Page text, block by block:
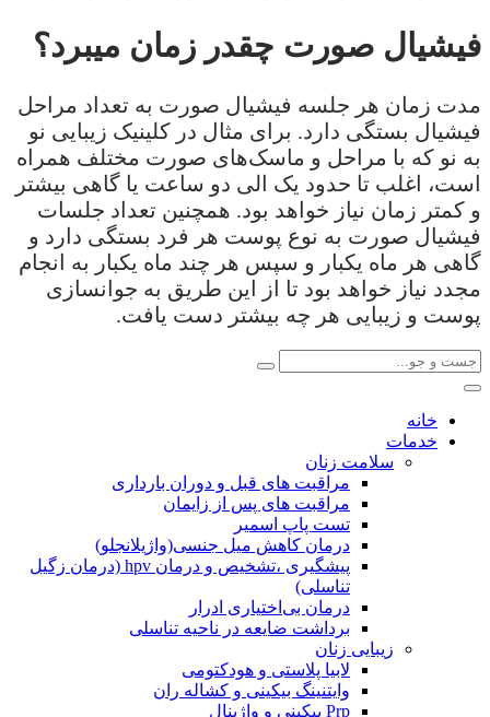
فیشیال صورت چقدر زمان میبرد؟
مدت زمان هر جلسه فیشیال صورت به تعداد مراحل
فیشیال بستگی دارد. برای مثال در کلینیک زیبایی نو
به نو که با مراحل و ماسک‌های صورت مختلف همراه
است، اغلب تا حدود یک الی دو ساعت یا گاهی بیشتر
و کمتر زمان نیاز خواهد بود. همچنین تعداد جلسات
فیشیال صورت به نوع پوست هر فرد بستگی دارد و
گاهی هر ماه یکبار و سپس هر چند ماه یکبار به انجام
مجدد نیاز خواهد بود تا از این طریق به جوانسازی
پوست و زیبایی هر چه بیشتر دست یافت.
خانه
خدمات
سلامت زنان
مراقبت های قبل و دوران بارداری
مراقبت های پس از زایمان
تست پاپ اسمیر
درمان کاهش میل جنسی(واژیلانجلو)
پیشگیری ،تشخیص و درمان hpv (درمان زگیل
تناسلی)
درمان بی‌اختیاری ادرار
برداشت ضایعه در ناحیه تناسلی
زیبایی زنان
لابیا پلاستی و هودکتومی
وایتنینگ بیکینی و کشاله ران
Prp بیکینی و واژینال